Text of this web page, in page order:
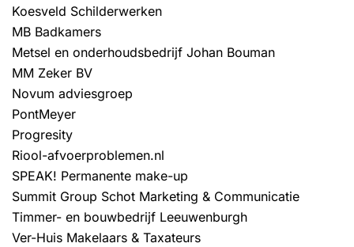
Koesveld Schilderwerken
MB Badkamers
Metsel en onderhoudsbedrijf Johan Bouman
MM Zeker BV
Novum adviesgroep
PontMeyer
Progresity
Riool-afvoerproblemen.nl
SPEAK! Permanente make-up
Summit Group Schot Marketing & Communicatie
Timmer- en bouwbedrijf Leeuwenburgh
Ver-Huis Makelaars & Taxateurs